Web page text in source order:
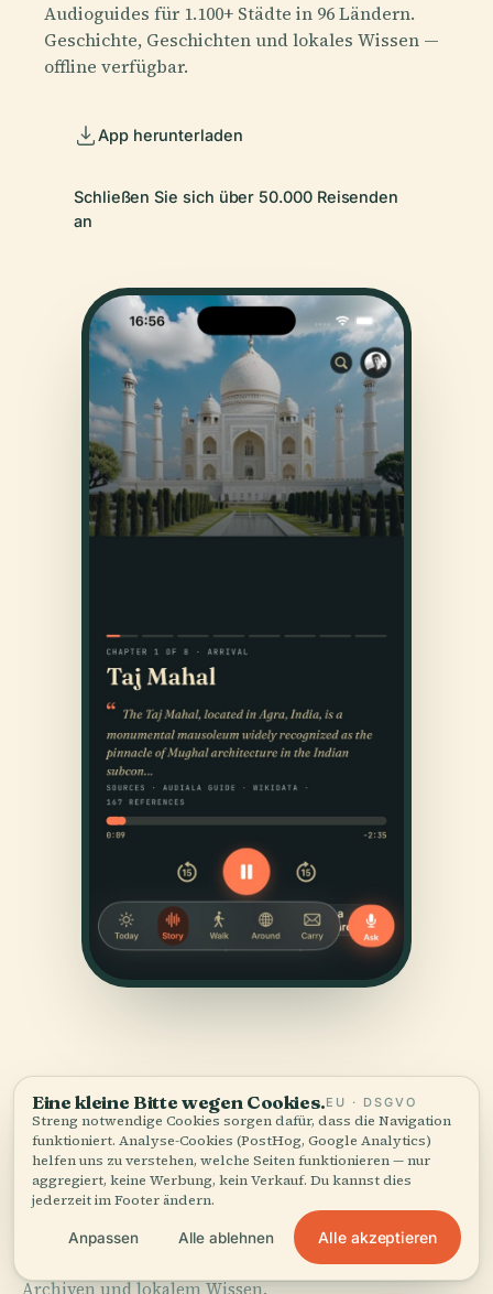
Audioguides für 1.100+ Städte in 96 Ländern.
Geschichte, Geschichten und lokales Wissen —
offline verfügbar.
App herunterladen
Schließen Sie sich über 50.000 Reisenden
an
QUELLEN
Geprüftund gezeigt.
Recherchiert und verfasst vom Audiala-Redaktionsteam
aus historischen Aufzeichnungen, architektonischen
Eine kleine Bitte wegen Cookies.EU · DSGVO
Streng notwendige Cookies sorgen dafür, dass die Navigation
funktioniert. Analyse-Cookies (PostHog, Google Analytics)
helfen uns zu verstehen, welche Seiten funktionieren — nur
aggregiert, keine Werbung, kein Verkauf. Du kannst dies
jederzeit im Footer ändern.
Anpassen Alle ablehnen Alle akzeptieren